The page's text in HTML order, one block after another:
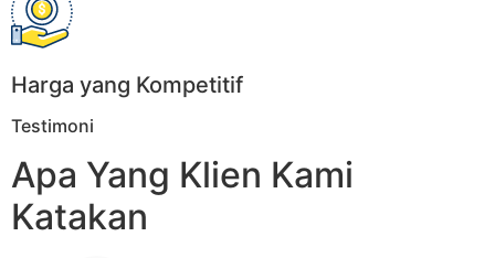
Harga yang Kompetitif
Testimoni
Apa Yang Klien Kami
Katakan